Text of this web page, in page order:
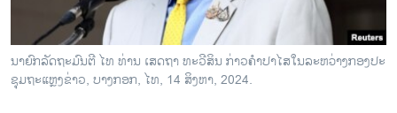
ພາສາອັງກິດ
ວີດີໂອ
ສຽງ
ນາ​ຍົກ​ລັດ​ຖະ​ມົນ​ຕີ ໄທ ທ່ານ ເສດ​ຖາ ທະ​ວີ​ສິນ​ ກ່າວ​ຄຳ​ປາ​ໄສ​ໃນ​ລະ​ຫວ່າງກອງ​ປະ​
ຊຸມ​ຖະ​ແຫຼງ​ຂ່າວ, ບາງກອກ, ໄທ, 14 ສິງ​ຫາ, 2024.